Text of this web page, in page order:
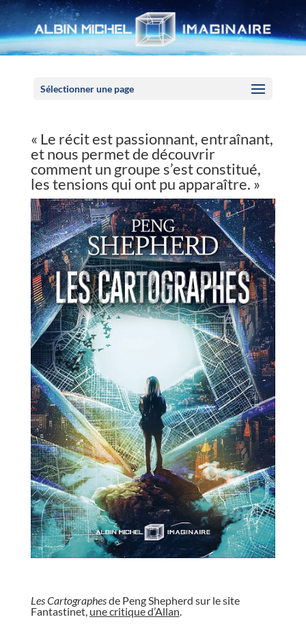
Sélectionner une page
« Le récit est passionnant, entraînant,
et nous permet de découvrir
comment un groupe s’est constitué,
les tensions qui ont pu apparaître. »
Les Cartographesde Peng Shepherd sur le site
Fantastinet,une critique d’Allan.
Panneau de gestion des cookies